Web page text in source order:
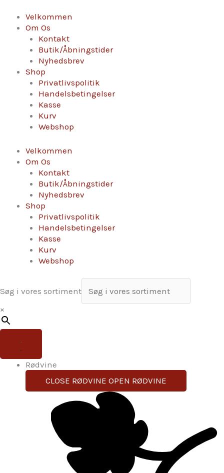
indholdet
Velkommen
Om Os
Kontakt
Butik/Åbningstider
Nyhedsbrev
Shop
Privatlivspolitik
Handelsbetingelser
Kasse
Kurv
Webshop
Velkommen
Om Os
Kontakt
Butik/Åbningstider
Nyhedsbrev
Shop
Privatlivspolitik
Handelsbetingelser
Kasse
Kurv
Webshop
Søg i vores sortiment
×
Rødvine
CLOSE RØDVINE OPEN RØDVINE
"Tradition"
antal